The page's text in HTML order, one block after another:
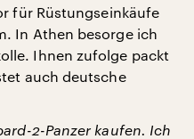
für Rüstungseinkäufe
In Athen besorge ich
Ihnen zufolge packt
auch deutsche
2-Panzer kaufen. Ich